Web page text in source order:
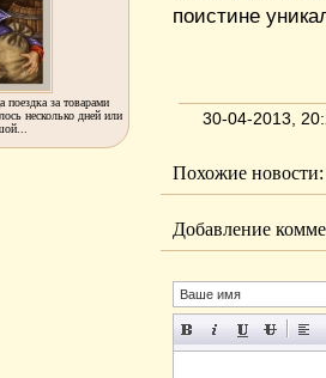
поистине
30-04-2013,
Похожие новости:
Добавление
за товарами
несколько дней или